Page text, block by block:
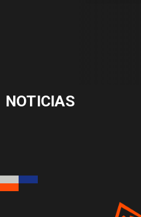
NOTICIAS